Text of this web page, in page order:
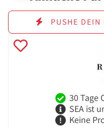
PUSHE DEIN
30 Tage
SEA ist
Keine